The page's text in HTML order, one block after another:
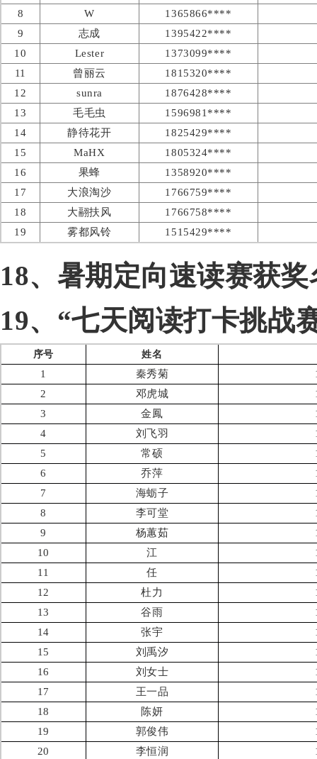
8
W
1365866****
9
志成
1395422****
10
Lester
1373099****
11
曾丽云
1815320****
12
sunra
1876428****
13
毛毛虫
1596981****
14
静待花开
1825429****
15
MaHX
1805324****
16
果蜂
1358920****
17
大浪淘沙
1766759****
18
大翮扶风
1766758****
19
雾都风铃 1515429****
18、暑期定向速读赛获
19、“七天阅读打卡挑战
序号 姓名
1 秦秀菊
2
邓虎城
3
金鳳
4
刘飞羽
5
常硕
6
乔萍
7
海蛎子
8
李可堂
9
杨蕙茹
10
江
11
任
12
杜力
13
谷雨
14
张宇
15
刘禹汐
16
刘女士
17
王一品
18
陈妍
19
郭俊伟
20
李恒润